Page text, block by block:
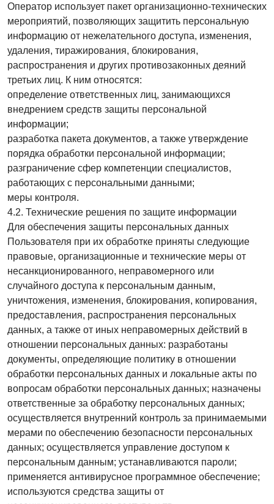
Оператор использует пакет организационно-технических
мероприятий, позволяющих защитить персональную
информацию от нежелательного доступа, изменения,
удаления, тиражирования, блокирования,
распространения и других противозаконных деяний
третьих лиц. К ним относятся:
определение ответственных лиц, занимающихся
внедрением средств защиты персональной
информации;
разработка пакета документов, а также утверждение
порядка обработки персональной информации;
разграничение сфер компетенции специалистов,
работающих с персональными данными;
меры контроля.
4.2. Технические решения по защите информации
Для обеспечения защиты персональных данных
Пользователя при их обработке приняты следующие
правовые, организационные и технические меры от
несанкционированного, неправомерного или
случайного доступа к персональным данным,
уничтожения, изменения, блокирования, копирования,
предоставления, распространения персональных
данных, а также от иных неправомерных действий в
отношении персональных данных: разработаны
документы, определяющие политику в отношении
обработки персональных данных и локальные акты по
вопросам обработки персональных данных; назначены
ответственные за обработку персональных данных;
осуществляется внутренний контроль за принимаемыми
мерами по обеспечению безопасности персональных
данных; осуществляется управление доступом к
персональным данным; устанавливаются пароли;
применяется антивирусное программное обеспечение;
используются средства защиты от